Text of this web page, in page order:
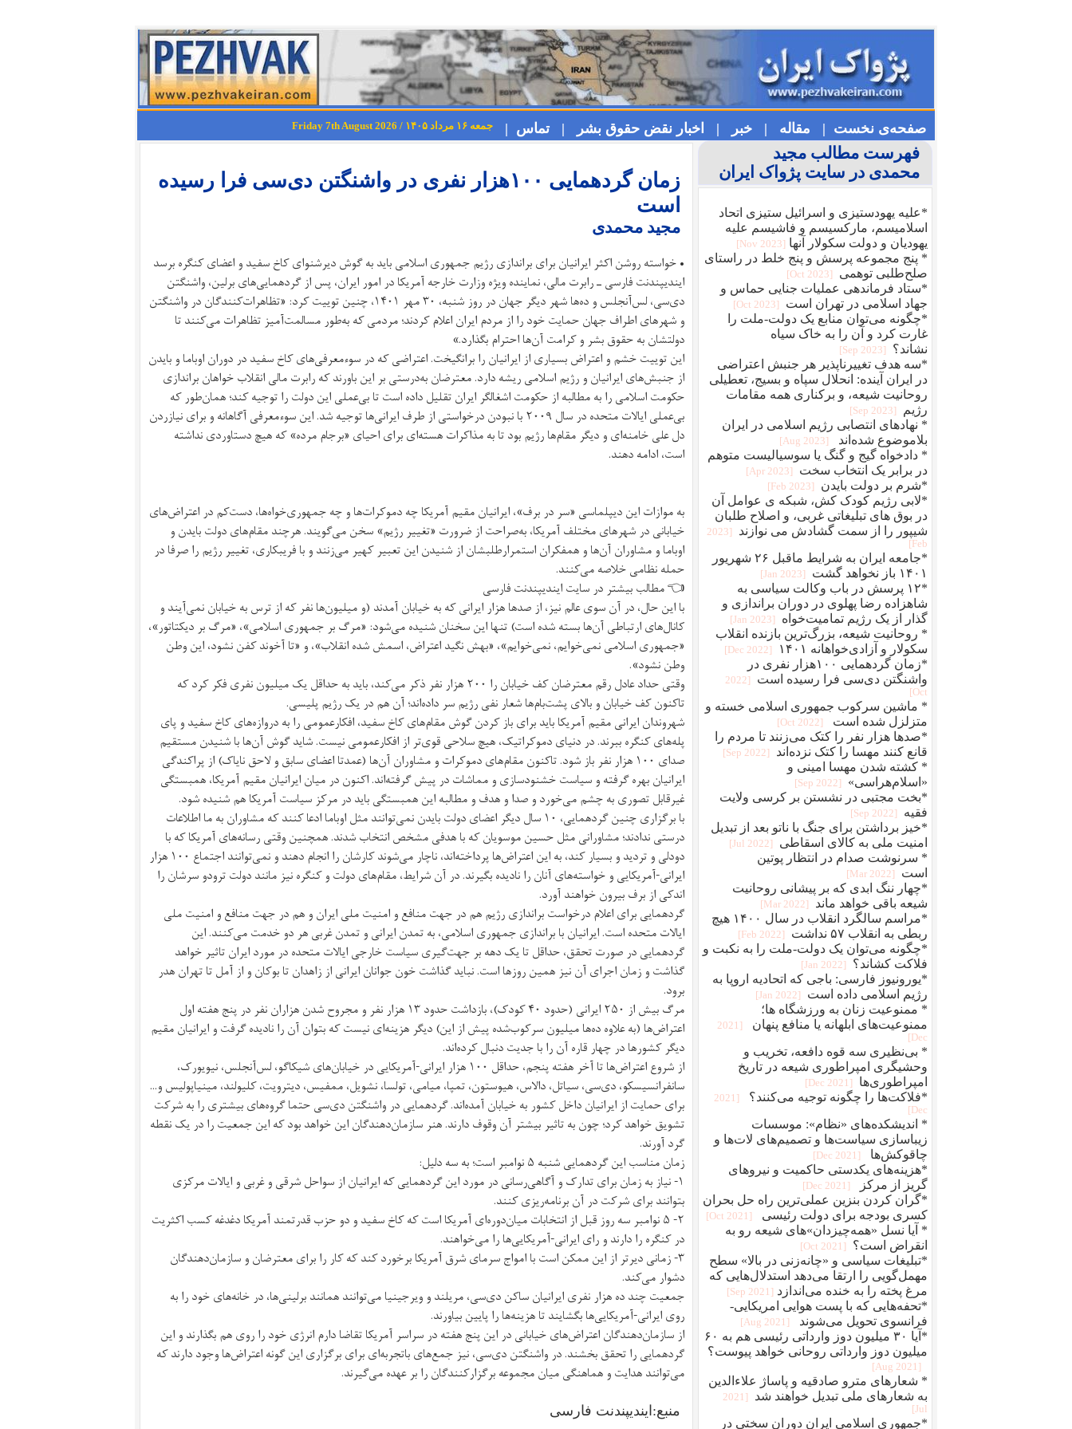
صفحه‌ی نخست | مقاله | خبر | اخبار نقض حقوق بشر | تماس | جمعه ۱۶ مرداد ۱۴۰۵ / Friday 7th August 2026
زمان گردهمایی ۱۰۰هزار نفری در واشنگتن دی‌سی فرا رسیده
است
مجید محمدی
• خواسته روشن اکثر ایرانیان برای براندازی رژیم جمهوری اسلامی باید به گوش دیرشنوای کاخ سفید و اعضای کنگره برسد
ایندیپندنت فارسیـ رابرت مالی، نماینده ویژه وزارت خارجه آمریکا در امور ایران، پس از گردهمایی‌های برلین، واشنگتن
دی‌سی، لس‌آنجلس و ده‌ها شهر دیگر جهان در روز شنبه، ۳۰ مهر ۱۴۰۱، چنین توییت کرد: «تظاهرات‌کنندگان در واشنگتن
و شهرهای اطراف جهان حمایت خود را از مردم ایران اعلام کردند؛ مردمی که به‌طور مسالمت‌آمیز تظاهرات می‌کنند تا
دولتشان به حقوق بشر و کرامت آن‌ها احترام بگذارد.»
این توییت خشم و اعتراض بسیاری از ایرانیان را برانگیخت. اعتراضی که در سوءمعرفی‌های کاخ سفید در دوران اوباما و بایدن
از جنبش‌های ایرانیان و رژیم اسلامی ریشه دارد. معترضان به‌درستی بر این باورند که رابرت مالی انقلاب خواهان براندازی
حکومت اسلامی را به مطالبه از حکومت اشغالگر ایران تقلیل داده است تا بی‌عملی این دولت را توجیه کند؛ همان‌طور که
بی‌عملی ایالات متحده در سال ۲۰۰۹ با نبودن درخواستی از طرف ایرانی‌ها توجیه شد. این سوءمعرفی آگاهانه و برای نیازردن
دل علی خامنه‌ای و دیگر مقام‌ها رژیم بود تا به مذاکرات هسته‌ای برای احیای «برجام مرده» که هیچ دستاوردی نداشته
است، ادامه دهند.
به موازات این دیپلماسی «سر در برف»، ایرانیان مقیم آمریکا چه دموکرات‌ها و چه جمهوری‌خواه‌ها، دست‌کم در اعتراض‌های
خیابانی در شهرهای مختلف آمریکا، به‌صراحت از ضرورت «تغییر رژیم» سخن می‌گویند. هرچند مقام‌های دولت بایدن و
اوباما و مشاوران آن‌ها و همفکران استمرارطلبشان از شنیدن این تعبیر کهیر می‌زنند و با فریبکاری، تغییر رژیم را صرفا در
حمله نظامی خلاصه می‌کنند.
👈 مطالب بیشتر در سایت ایندیپندنت فارسی
با این حال، در آن سوی عالم نیز، از صدها هزار ایرانی که به خیابان آمدند (و میلیون‌ها نفر که از ترس به خیابان نمی‌آیند و
کانال‌های ارتباطی آن‌ها بسته شده است) تنها این سخنان شنیده می‌شود: «مرگ بر جمهوری اسلامی»، «مرگ بر دیکتاتور»،
«جمهوری اسلامی نمی‌خوایم، نمی‌خوایم»، «بهش نگید اعتراض، اسمش شده انقلاب»، و «تا آخوند کفن نشود، این وطن
وطن نشود».
وقتی حداد عادل رقم معترضان کف خیابان را ۲۰۰ هزار نفر ذکر می‌کند، باید به حداقل یک میلیون نفری فکر کرد که
تاکنون کف خیابان و بالای پشت‌بام‌ها شعار نفی رژیم سر داده‌اند؛ آن هم در یک رژیم پلیسی.
شهروندان ایرانی مقیم آمریکا باید برای باز کردن گوش مقام‌های کاخ سفید، افکارعمومی را به دروازه‌های کاخ سفید و پای
پله‌های کنگره ببرند. در دنیای دموکراتیک، هیچ سلاحی قوی‌تر از افکارعمومی نیست. شاید گوش آن‌ها با شنیدن مستقیم
صدای ۱۰۰ هزار نفر باز شود. تاکنون مقام‌های دموکرات و مشاوران آن‌ها (عمدتا اعضای سابق و لاحق نایاک) از پراکندگی
ایرانیان بهره گرفته و سیاست خشنودسازی و مماشات در پیش گرفته‌اند. اکنون در میان ایرانیان مقیم آمریکا، همبستگی
غیرقابل تصوری به چشم می‌خورد و صدا و هدف و مطالبه‌ این همبستگی باید در مرکز سیاست آمریکا هم شنیده شود.
با برگزاری چنین گردهمایی، ۱۰ سال دیگر اعضای دولت بایدن نمی‌توانند مثل اوباما ادعا کنند که مشاوران به ما اطلاعات
درستی ندادند؛ مشاورانی مثل حسین موسویان که با هدفی مشخص انتخاب شدند. همچنین وقتی رسانه‌های آمریکا که با
دودلی و تردید و بسیار کند، به این اعتراض‌ها پرداخته‌اند، ناچار می‌شوند کارشان را انجام دهند و نمی‌توانند اجتماع ۱۰۰ هزار
ایرانی-آمریکایی و خواسته‌های آنان را نادیده بگیرند. در آن شرایط، مقام‌های دولت و کنگره نیز مانند دولت ترودو سرشان را
اندکی از برف بیرون خواهند آورد.
گردهمایی برای اعلام درخواست براندازی رژیم هم در جهت منافع و امنیت ملی ایران و هم در جهت منافع و امنیت ملی
ایالات متحده است. ایرانیان با براندازی جمهوری اسلامی، به تمدن ایرانی و تمدن غربی هر دو خدمت می‌کنند. این
گردهمایی در صورت تحقق، حداقل تا یک دهه بر جهت‌گیری سیاست خارجی ایالات متحده در مورد ایران تاثیر خواهد
گذاشت و زمان اجرای آن نیز همین روزها است. نباید گذاشت خون جوانان ایرانی از زاهدان تا بوکان و از آمل تا تهران هدر
برود.
مرگ بیش از ۲۵۰ ایرانی (حدود ۴۰ کودک)، بازداشت حدود ۱۳ هزار نفر و مجروح شدن هزاران نفر در پنج هفته‌ اول
اعتراض‌ها (به علاوه ده‌ها میلیون سرکوب‌شده‌ پیش از این) دیگر هزینه‌ای نیست که بتوان آن را نادیده گرفت و ایرانیان مقیم
دیگر کشورها در چهار قاره آن را با جدیت دنبال کرده‌اند.
از شروع اعتراض‌ها تا آخر هفته‌ پنجم، حداقل ۱۰۰ هزار ایرانی-آمریکایی در خیابان‌های شیکاگو، لس‌آنجلس، نیویورک،
سانفرانسیسکو، دی‌سی، سیاتل، دالاس، هیوستون، تمپا، میامی، تولسا، نشویل، ممفیس، دیترویت، کلیولند، مینیاپولیس و...
برای حمایت از ایرانیان داخل کشور به خیابان آمده‌اند. گردهمایی در واشنگتن دی‌سی حتما گروه‌های بیشتری را به شرکت
تشویق خواهد کرد؛ چون به تاثیر بیشتر آن وقوف دارند. هنر سازمان‌دهندگان این خواهد بود که این جمعیت را در یک نقطه
گرد آورند.
زمان مناسب این گردهمایی شنبه ۵ نوامبر است؛ به سه دلیل:
۱- نیاز به زمان برای تدارک و آگاهی‌رسانی در مورد این گردهمایی که ایرانیان از سواحل شرقی و غربی و ایالات مرکزی
بتوانند برای شرکت در آن برنامه‌ریزی کنند.
۲- ۵ نوامبر سه روز قبل از انتخابات میان‌دوره‌ای آمریکا است که کاخ سفید و دو حزب قدرتمند آمریکا دغدغه‌ کسب اکثریت
در کنگره را دارند و رای ایرانی-آمریکایی‌ها را می‌خواهند.
۳- زمانی دیرتر از این ممکن است با امواج سرمای شرق آمریکا برخورد کند که کار را برای معترضان و سازمان‌دهندگان
دشوار می‌کند.
جمعیت چند ده‌ هزار نفری ایرانیان ساکن دی‌سی، مریلند و ویرجینیا می‌توانند همانند برلینی‌ها، در خانه‌های خود را به
روی ایرانی-آمریکایی‌ها بگشایند تا هزینه‌ها را پایین بیاورند.
از سازمان‌دهندگان اعتراض‌های خیابانی در این پنج هفته در سراسر آمریکا تقاضا دارم انرژی خود را روی هم بگذارند و این
گردهمایی را تحقق بخشند. در واشنگتن دی‌سی، نیز جمع‌های باتجربه‌ای برای برگزاری این گونه اعتراض‌ها وجود دارند که
می‌توانند هدایت و هماهنگی میان مجموعه‌ برگزارکنندگان را بر عهده می‌گیرند.
منبع:ایندیپندنت فارسی
فهرست مطالب مجید
محمدی در سایت پژواک ایران
*علیه یهودستیزی و اسرائیل ستیزی اتحاد
اسلامیسم، مارکسیسم و فاشیسم علیه
یهودیان و دولت سکولار آنها [2023 Nov]
* پنج مجموعه پرسش و پنج خلط در راستای
صلح‌طلبی توهمی
[2023 Oct]
*ستاد فرماندهی عملیات جنایی حماس و
جهاد اسلامی در تهران است
[2023 Oct]
*چگونه می‌توان منابع یک دولت-ملت را
غارت کرد و آن را به خاک سیاه
نشاند؟
[2023 Sep]
*سه هدف تغییرناپذیر هر جنبش اعتراضی
در ایران آینده: انحلال سپاه و بسیج، تعطیلی
روحانیت شیعه، و برکناری همه مقامات
رژیم
[2023 Sep]
* نهادهای انتصابی رژیم اسلامی در ایران
بلاموضوع شده‌اند
[2023 Aug]
* دادخواه گیج و گنگ یا سوسیالیست متوهم
در برابر یک انتخاب سخت
[2023 Apr]
*شرم بر دولت بایدن [2023 Feb]
*لابی رژیم کودک کش، شبکه ی عوامل آن
در بوق های تبلیغاتی غربی، و اصلاح طلبان
شیپور را از سمت گشادش می نوازند
[2023
Feb]
*جامعه ایران به شرایط ماقبل ۲۶ شهریور
۱۴۰۱ باز نخواهد گشت
[2023 Jan]
*۱۲ پرسش در باب وکالت سیاسی به
شاهزاده رضا پهلوی در دوران براندازی و
گذار از یک رژیم تمامیت‌خواه
[2023 Jan]
* روحانیت شیعه، بزرگ‌ترین بازنده انقلاب
سکولار و آزادی‌خواهانه ۱۴۰۱
[2022 Dec]
*زمان گردهمایی ۱۰۰هزار نفری در
واشنگتن دی‌سی فرا رسیده است
[2022
Oct]
* ماشین سرکوب جمهوری اسلامی خسته و
متزلزل شده است
[2022 Oct]
*صدها هزار نفر را کتک می‌زنند تا مردم را
قانع کنند مهسا را کتک نزده‌اند
[2022 Sep]
* کشته شدن مهسا امینی و
«اسلام‌هراسی»
[2022 Sep]
*بخت مجتبی در نشستن بر کرسی ولایت
فقیه
[2022 Sep]
*خیز برداشتن برای جنگ با ناتو بعد از تبدیل
امنیت ملی به کالای اسقاطی
[2022 Jul]
* سرنوشت صدام در انتظار پوتین
است
[2022 Mar]
*چهار ننگ ابدی که بر پیشانی روحانیت
شیعه باقی خواهد ماند
[2022 Mar]
*مراسم سالگرد انقلاب در سال ۱۴۰۰ هیچ
ربطی به انقلاب ۵۷ نداشت
[2022 Feb]
*چگونه می‌توان یک دولت-ملت را به نکبت و
فلاکت کشاند؟
[2022 Jan]
*یورونیوز فارسی: باجی که اتحادیه اروپا به
رژیم اسلامی داده است
[2022 Jan]
* ممنوعیت‌ زنان به ورزشگاه ها؛
ممنوعیت‌های ابلهانه یا منافع پنهان
[2021
Dec]
* بی‌نظیری سه قوه‌ دافعه، تخریب و
وحشیگری امپراطوری شیعه در تاریخ
امپراطوری‌ها
[2021 Dec]
*فلاکت‌ها را چگونه توجیه می‌کنند؟
[2021
Dec]
* اندیشکده‌های «نظام»: موسسات
زیباسازی سیاست‌ها و تصمیم‌های لات‌ها و
چاقوکش‌ها
[2021 Dec]
*هزینه‌های یکدستی حاکمیت و نیروهای
گریز از مرکز
[2021 Dec]
*گران کردن بنزین عملی‌ترین راه‌ حل بحران
کسری بودجه برای دولت رئیسی
[2021 Oct]
* آیا نسل «همه‌چیزدان‌»‌های شیعه رو به
انقراض است؟
[2021 Oct]
*تبلیغات سیاسی و «چانه‌زنی در بالا» سطح
مهمل‌گویی را ارتقا می‌دهد استدلال‌هایی که
مرغ پخته را به خنده می‌اندازد [2021 Sep]
*تحفه‌هایی که با پست هوایی امریکایی-
فرانسوی تحویل می‌شوند
[2021 Aug]
*آیا ۳۰ میلیون دوز وارداتی رئیسی هم به ۶۰
میلیون دوز وارداتی روحانی خواهد پیوست؟
[2021 Aug]
* شعارهای مترو صادقیه و پاساژ علاء‌الدین
به شعارهای ملی تبدیل خواهند شد
[2021
Jul]
*جمهوری اسلامی ایران دوران سختی در